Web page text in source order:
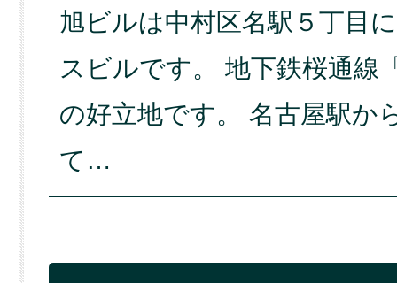
旭ビルは中村区名駅５丁目
スビルです。 地下鉄桜通線
の好立地です。 名古屋駅か
て…